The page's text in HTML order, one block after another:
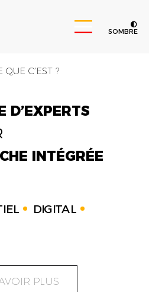
SOMBRE
QUE C’EST ?
D’EXPERTS
INTÉGRÉE
DIGITAL
PLUS